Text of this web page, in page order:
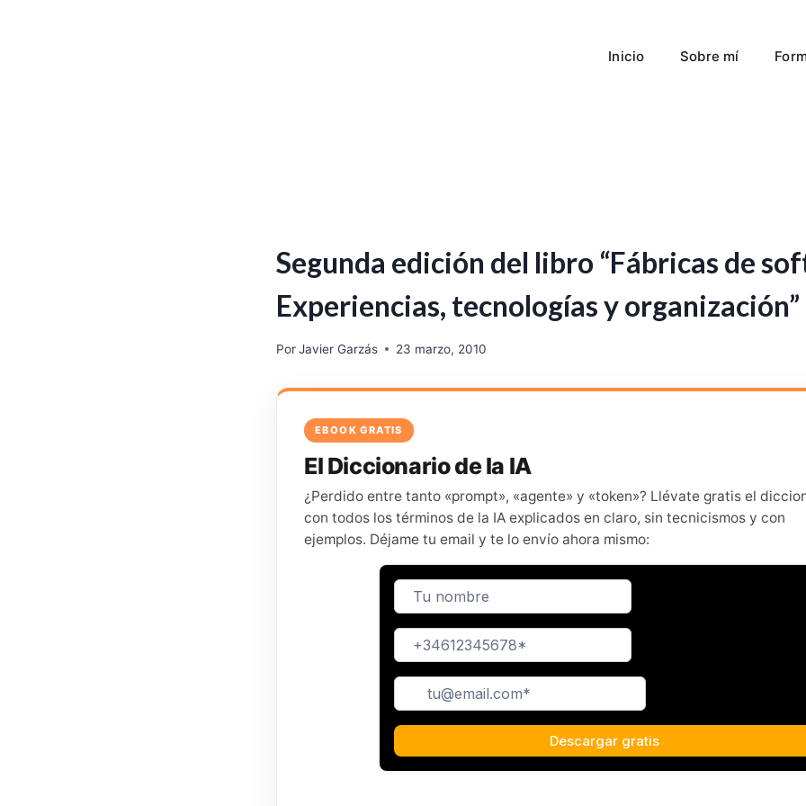
Inicio Sobre mí
Segunda edición del libro “Fábricas de
Experiencias, tecnologías y organización”
PorJavier Garzás 23 marzo, 2010
EBOOK GRATIS
El Diccionario de la IA
¿Perdido entre tanto «prompt», «agente» y «token»? Llévate gratis el
con todos los términos de la IA explicados en claro, sin tecnicismos y con
ejemplos. Déjame tu email y te lo envío ahora mismo: